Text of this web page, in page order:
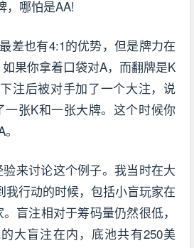
差也有4:1的优势，但是牌力在
果你拿着口袋对A，而翻牌是K
注后被对手加了一个大注，说
一张K和一张大牌。这个时候你
来讨论这个例子。我当时在大
我行动的时候，包括小盲玩家在
盲注相对于筹码量仍然很低，
大盲注在内，底池共有250美